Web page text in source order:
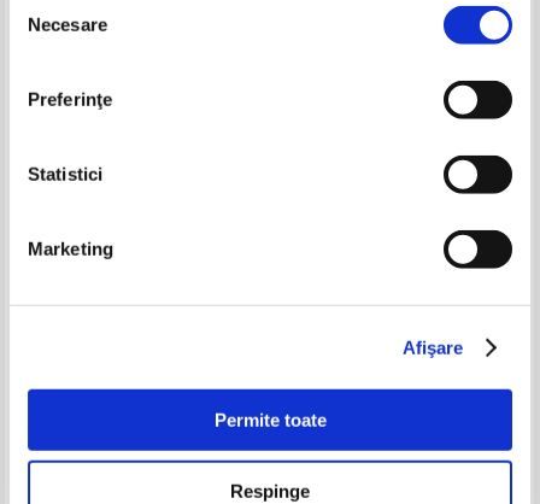
consimțământului
Necesare
Preferinţe
Statistici
Marketing
Afişare
Permite toate
Respinge
diamantului urias
Adaugă în coș
O petrecere perfecta
Adaugă în coș